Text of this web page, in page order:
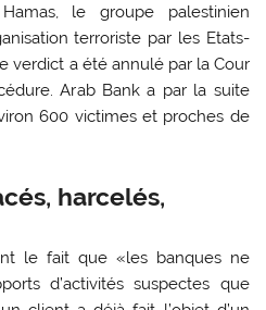
le groupe palestinien
terroriste par les Etats-
verdict a été annulé par la Cour
Arab Bank a par la suite
600 victimes et proches de
harcelés,
le fait que «les banques ne
d’activités suspectes que